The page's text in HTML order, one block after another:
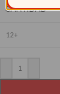
CANTIDAD
12+